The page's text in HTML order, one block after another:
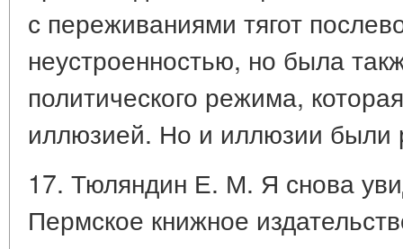
с переживаниями тягот
неустроенностью, но была
политического режима,
иллюзией. Но и иллюзии были
17. Тюляндин Е. М. Я снова
Пермское книжное